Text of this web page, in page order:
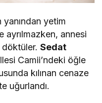
yanından yetim
ayrılmazken, annesi
döktüler.Sedat
Camii’ndeki öğle
kılınan cenaze
uğurlandı.